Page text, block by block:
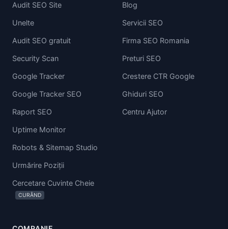
Audit SEO Site
Unelte
Audit SEO gratuit
Security Scan
Google Tracker
Google Tracker SEO
Raport SEO
Uptime Monitor
Robots & Sitemap Studio
Urmărire Poziții
Cercetare Cuvinte Cheie
CURÂND
Blog
Servicii SEO
Firma SEO Romania
Preturi SEO
Crestere CTR Google
Ghiduri SEO
Centru Ajutor